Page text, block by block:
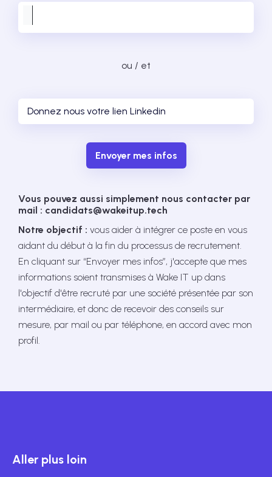
ou / et
Envoyer mes infos
Vous pouvez aussi simplement nous contacter par
mail : candidats@wakeitup.tech
Notre objectif : vous aider à intégrer ce poste en vous
aidant du début à la fin du processus de recrutement.
En cliquant sur “Envoyer mes infos”, j'accepte que mes
informations soient transmises à Wake IT up dans
l'objectif d'être recruté par une société présentée par son
intermédiaire, et donc de recevoir des conseils sur
mesure, par mail ou par téléphone, en accord avec mon
profil.
Aller plus loin